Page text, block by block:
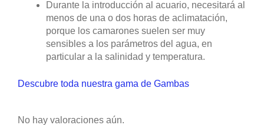
Durante la introducción al acuario, necesitará al
menos de una o dos horas de aclimatación,
porque los camarones suelen ser muy
sensibles a los parámetros del agua, en
particular a la salinidad y temperatura.
Descubre toda nuestra gama de Gambas
No hay valoraciones aún.